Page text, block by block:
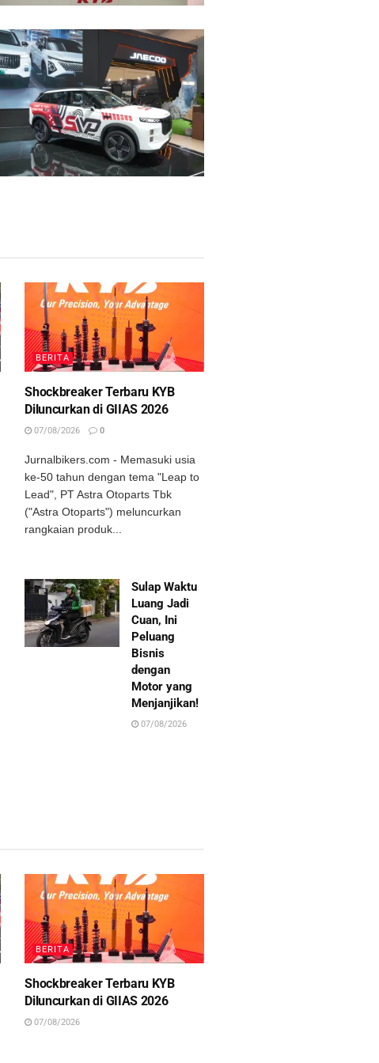
BERITA
Shockbreaker Terbaru KYB
Diluncurkan di GIIAS 2026
07/08/2026 0
Jurnalbikers.com - Memasuki usia
ke-50 tahun dengan tema "Leap to
Lead", PT Astra Otoparts Tbk
("Astra Otoparts") meluncurkan
rangkaian produk...
Sulap Waktu
Luang Jadi
Cuan, Ini
Peluang
Bisnis
dengan
Motor yang
Menjanjikan!
07/08/2026
BERITA
Shockbreaker Terbaru KYB
Diluncurkan di GIIAS 2026
07/08/2026